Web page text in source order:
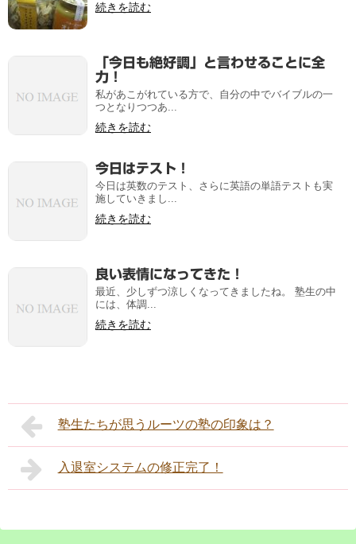
続きを読む
「今日も絶好調」と言わせることに全
力！
私があこがれている方で、自分の中でバイブルの一
つとなりつつあ...
続きを読む
今日はテスト！
今日は英数のテスト、さらに英語の単語テストも実
施していきまし...
続きを読む
良い表情になってきた！
最近、少しずつ涼しくなってきましたね。 塾生の中
には、体調...
続きを読む
塾生たちが思うルーツの塾の印象は？
入退室システムの修正完了！